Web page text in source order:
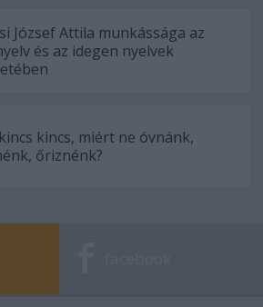
József Attila munkássága az
és az idegen nyelvek
kincs, miért ne óvnánk,
őriznénk?